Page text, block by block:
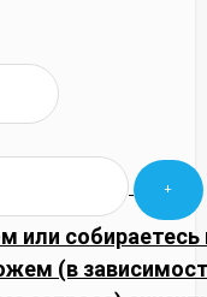
или собираетесь
(в